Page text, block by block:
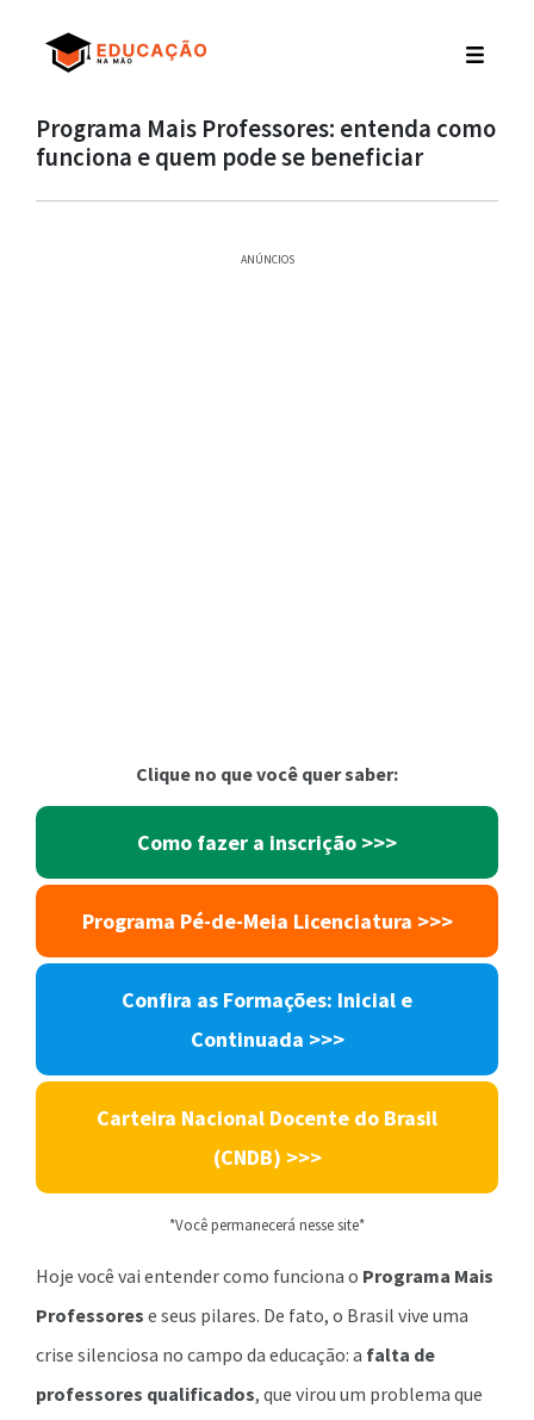
Programa Mais Professores: entenda como
funciona e quem pode se beneficiar
ANÚNCIOS
Clique no que você quer saber:
Como fazer a inscrição >>>
Programa Pé-de-Meia Licenciatura >>>
Confira as Formações: Inicial e
Continuada >>>
Carteira Nacional Docente do Brasil
(CNDB) >>>
*Você permanecerá nesse site*
Hoje você vai entender como funciona o Programa Mais
Professores e seus pilares. De fato, o Brasil vive uma
crise silenciosa no campo da educação: a falta de
professores qualificados, que virou um problema que